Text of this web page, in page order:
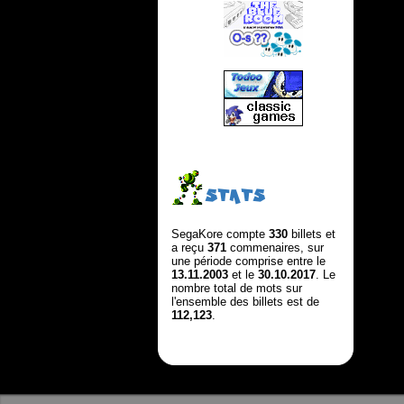
STATS
SegaKore compte330 billets et
a reçu371 commenaires, sur
une période comprise entre le
13.11.2003 et le30.10.2017. Le
nombre total de mots sur
l'ensemble des billets est de
112,123.